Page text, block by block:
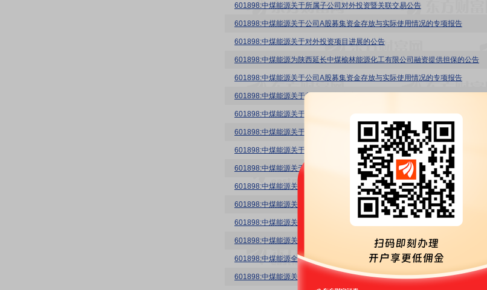
601898:中煤能源关于所属子公司对外投资暨关联交易公告
601898:中煤能源关于公司A股募集资金存放与实际使用情况的专项报告
601898:中煤能源关于对外投资项目进展的公告
601898:中煤能源为陕西延长中煤榆林能源化工有限公司融资提供担保的公告
601898:中煤能源关于公司A股募集资金存放与实际使用情况的专项报告
601898:中煤能源关于归还暂时补充流动资金的A股募集资金的公告
601898:中煤能源关于公司A股募集资金存放与实际使用情况的专项报告
601898:中煤能源关于所属子公司对外投资暨关联交易公告
601898:中煤能源关于A股募集资金投资项目进展的公告
601898:中煤能源关于变更部分A股募集资金投资项目资金用途的公告
601898:中煤能源关于使用募集资金暂时补充流动资金的公告
601898:中煤能源关于公司A股募集资金存放与实际使用情况的专项报告
601898:中煤能源关于归还暂时补充流动资金的A股募集资金的公告
601898:中煤能源关于A股募集资金投资项目进展的公告
601898:中煤能源全资子公司为陕西靖神铁路有限责任公司融资提供担保的公告
601898:中煤能源关于公司2016年A股募集资金存放及实际使用情况报告